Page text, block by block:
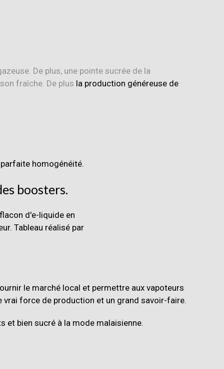
De plus, une pointe sucrée de la
fraîche. De plus la production généreuse de
homogénéité.
boosters.
le marché local et permettre aux vapoteurs
vrai force de production et un grand savoir-faire.
bien sucré à la mode malaisienne.